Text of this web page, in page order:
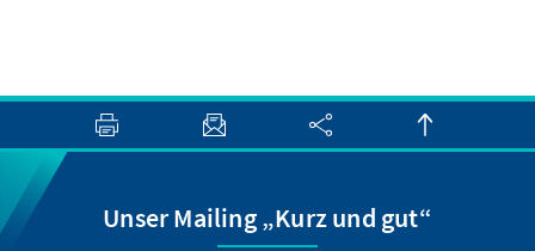
Unser Mailing „Kurz und gut“